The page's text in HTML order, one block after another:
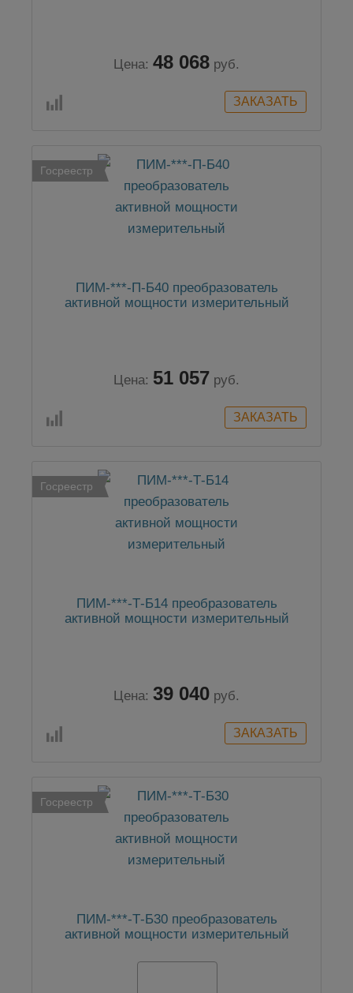
Цена: 48 068 руб.
Госреестр
ПИМ-***-П-Б40 преобразователь
активной мощности измерительный
Цена: 51 057 руб.
Госреестр
ПИМ-***-Т-Б14 преобразователь
активной мощности измерительный
Цена: 39 040 руб.
Госреестр
ПИМ-***-Т-Б30 преобразователь
активной мощности измерительный